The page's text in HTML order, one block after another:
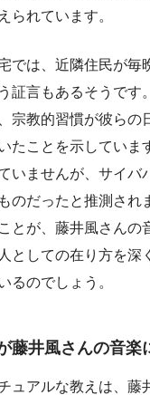
られています。
では、近隣住民が毎
証言もあるそうです
宗教的習慣が彼らの
たことを示していま
いませんが、サイバ
のだったと推測され
とが、藤井風さんの
としての在り方を深
るのでしょう。
藤井風さんの音楽
ュアルな教えは、藤